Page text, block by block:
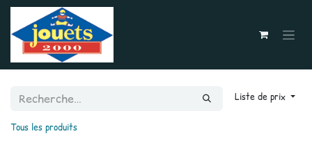
Se rendre au contenu
Liste de prix
Tous les produits